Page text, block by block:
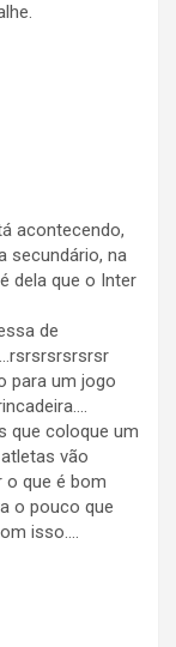
acontecendo,
secundário, na
dela que o Inter
de
para um jogo
que coloque um
vão
o que é bom
o pouco que
isso….